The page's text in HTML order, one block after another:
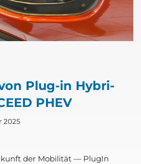
Plug-in Hybri­
PHEV
2025
der Mobi­li­tät — Plug­In